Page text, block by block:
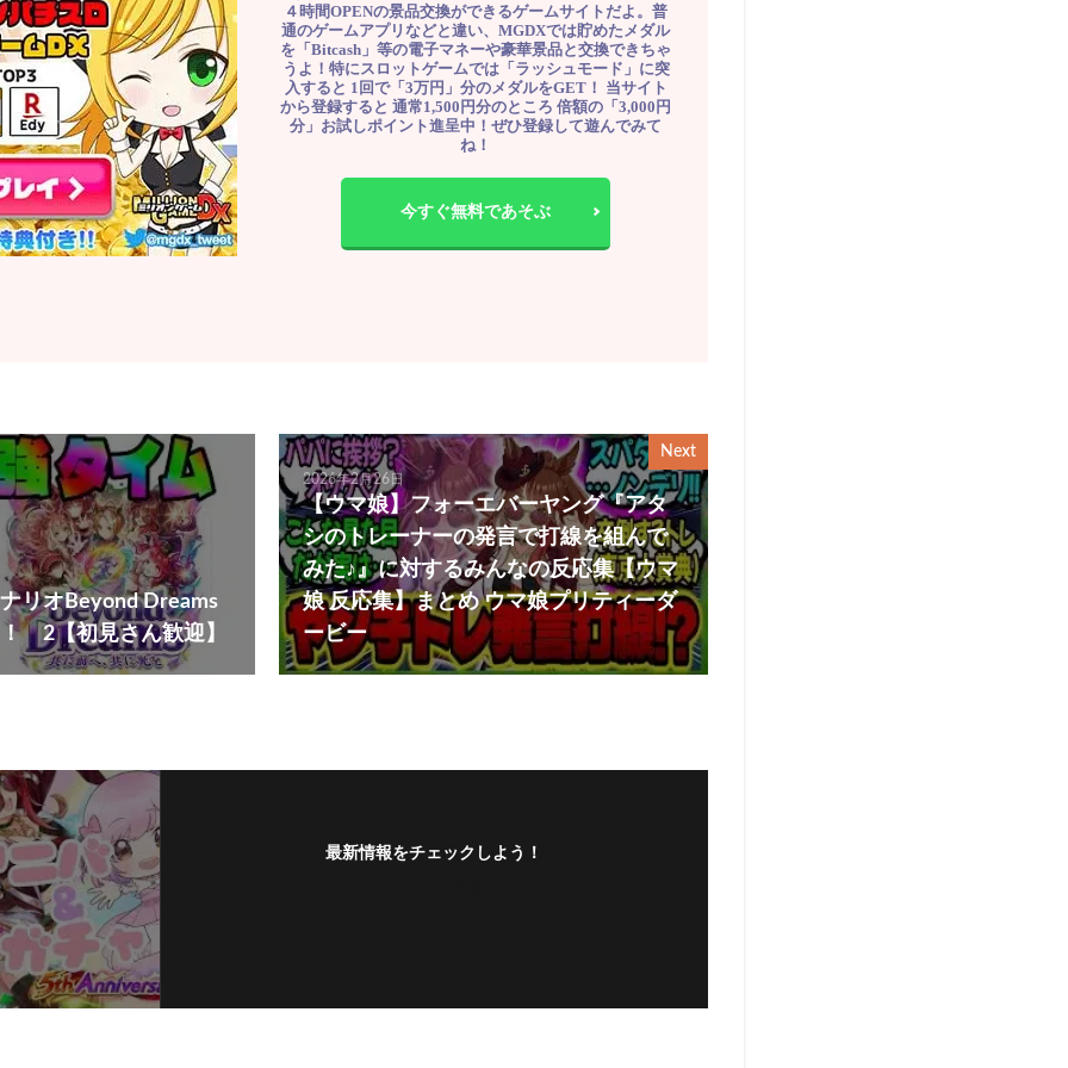
４時間OPENの景品交換ができるゲームサイトだよ。普
通のゲームアプリなどと違い、MGDXでは貯めたメダル
を「Bitcash」等の電子マネーや豪華景品と交換できちゃ
うよ！特にスロットゲームでは「ラッシュモード」に突
入すると 1回で「3万円」分のメダルをGET！ 当サイト
から登録すると 通常1,500円分のところ 倍額の「3,000円
分」お試しポイント進呈中！ぜひ登録して遊んでみて
ね！
今すぐ無料であそぶ
リオBeyond Dreams
2【初見さん歓迎】
Next
2026年2月26日
【ウマ娘】フォーエバーヤング『アタ
シのトレーナーの発言で打線を組んで
みた♪』に対するみんなの反応集【ウマ
娘 反応集】まとめ ウマ娘プリティーダ
ービー
最新情報をチェックしよう！